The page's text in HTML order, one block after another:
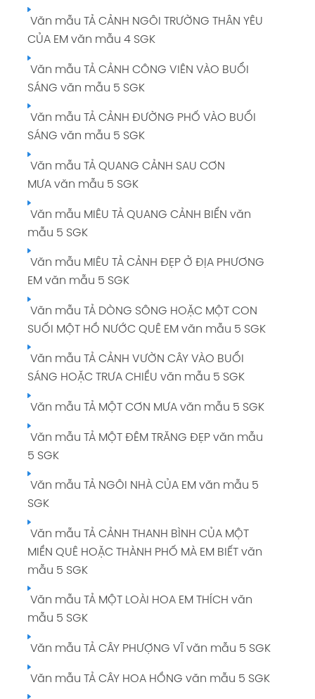
Tuần 4: CÁNH CHIM HÒA BÌNH giải Tiếng
Việt 5 tập 1 Trang 36
Tuần 5: CÁNH CHIM HÒA BÌNH giải Tiếng Việt
5 tập 1 Trang 45
Tuần 6: CÁNH CHIM HÒA BÌNH giải Tiếng Việt
5 tập 1 Trang 54
Soạn bài TẬP ĐỌC: NHỮNG NGƯỜI BẠN TỐT
giải Tiếng Việt 5 tập 1 Trang 64 65 SGK
Soạn bài CHÍNH TẢ (NGHE - VIẾT): DÒNG
KINH QUÊ HƯƠNG giải Tiếng Việt 5 tập 1
Trang 65 SGK
Soạn bài LUYỆN TỪ VÀ CÂU: TỪ NHIỀU NGHĨA
giải Tiếng Việt 5 tập 1 Trang 66 SGK
Soạn bài KỂ CHUYỆN: CÂY CỎ NƯỚC NAM
giải Tiếng Việt 5 tập 1 Trang 68 SGK
Soạn bài TẬP ĐỌC: TIẾNG ĐÀN BA-LA-LAI-CA
TRÊN SÔNG ĐÀ giải Tiếng Việt 5 tập 1 Trang
69 70 SGK
Soạn bài TẬP LÀM VĂN: LUYỆN TẬP TẢ CẢNH
Soạn bài LUYỆN TỪ VÀ CÂU: LUYỆN TẬP VỀ TỪ
Soạn bài TẬP LÀM VĂN: LUYỆN TẬP TẢ CẢNH
giải Tiếng Việt 5 tập 1 Trang 74 SGK
Tuần 8: CON NGƯỜI VỚI THIÊN NHIÊN giải
Tiếng Việt 5 tập 1 Trang 75
Soạn bài CHÍNH TẢ (NGHE - VIẾT): KÌ DIỆU
SGK
Văn mẫu TẢ CẢNH NGÔI TRƯỜNG THÂN YÊU
CỦA EM văn mẫu 4 SGK
Văn mẫu TẢ CẢNH CÔNG VIÊN VÀO BUỔI
SÁNG văn mẫu 5 SGK
Văn mẫu TẢ CẢNH ĐƯỜNG PHỐ VÀO BUỔI
SÁNG văn mẫu 5 SGK
Văn mẫu TẢ QUANG CẢNH SAU CƠN
MƯA văn mẫu 5 SGK
Văn mẫu MIÊU TẢ QUANG CẢNH BIỂN văn
mẫu 5 SGK
Văn mẫu MIÊU TẢ CẢNH ĐẸP Ở ĐỊA PHƯƠNG
EM văn mẫu 5 SGK
Văn mẫu TẢ DÒNG SÔNG HOẶC MỘT CON
SUỐI MỘT HỒ NƯỚC QUÊ EM văn mẫu 5 SGK
Văn mẫu TẢ CẢNH VƯỜN CÂY VÀO BUỔI
SÁNG HOẶC TRƯA CHIỀU văn mẫu 5 SGK
Văn mẫu TẢ MỘT CƠN MƯA văn mẫu 5 SGK
Văn mẫu TẢ MỘT ĐÊM TRĂNG ĐẸP văn mẫu
5 SGK
Văn mẫu TẢ NGÔI NHÀ CỦA EM văn mẫu 5
SGK
Văn mẫu TẢ CẢNH THANH BÌNH CỦA MỘT
MIỀN QUÊ HOẶC THÀNH PHỐ MÀ EM BIẾT văn
mẫu 5 SGK
Văn mẫu TẢ MỘT LOÀI HOA EM THÍCH văn
mẫu 5 SGK
Văn mẫu TẢ CÂY PHƯỢNG VĨ văn mẫu 5 SGK
Văn mẫu TẢ CÂY HOA HỒNG văn mẫu 5 SGK